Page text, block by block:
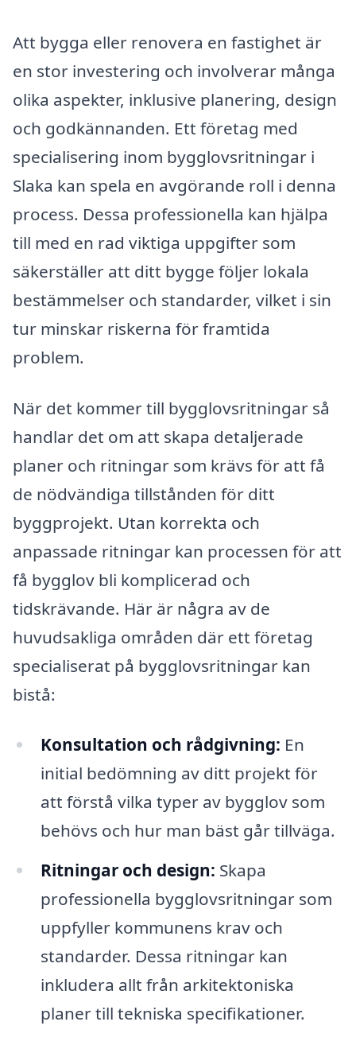
Att bygga eller renovera en fastighet är
en stor investering och involverar många
olika aspekter, inklusive planering, design
och godkännanden. Ett företag med
specialisering inom bygglovsritningar i
Slaka kan spela en avgörande roll i denna
process. Dessa professionella kan hjälpa
till med en rad viktiga uppgifter som
säkerställer att ditt bygge följer lokala
bestämmelser och standarder, vilket i sin
tur minskar riskerna för framtida
problem.
När det kommer till bygglovsritningar så
handlar det om att skapa detaljerade
planer och ritningar som krävs för att få
de nödvändiga tillstånden för ditt
byggprojekt. Utan korrekta och
anpassade ritningar kan processen för att
få bygglov bli komplicerad och
tidskrävande. Här är några av de
huvudsakliga områden där ett företag
specialiserat på bygglovsritningar kan
bistå:
Konsultation och rådgivning: En
initial bedömning av ditt projekt för
att förstå vilka typer av bygglov som
behövs och hur man bäst går tillväga.
Ritningar och design: Skapa
professionella bygglovsritningar som
uppfyller kommunens krav och
standarder. Dessa ritningar kan
inkludera allt från arkitektoniska
planer till tekniska specifikationer.